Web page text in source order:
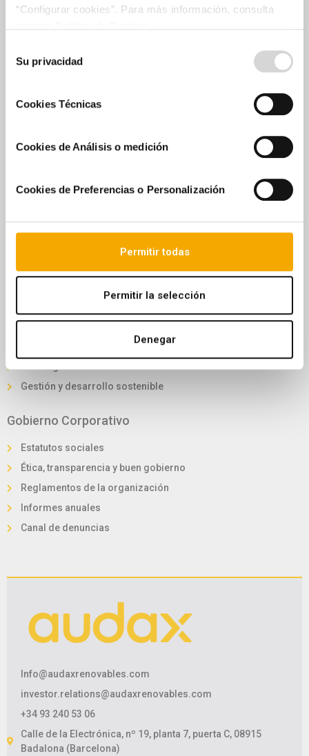
“Configurar cookies”. Para más información, consulta
deSu privacidad
Cookies Técnicas
Cookies de Análisis o medición
Cookies de Preferencias o Personalización
Permitir todas
Permitir la selección
Denegar
Comercialización
Invierte en Audax
Certificación verde
Comunicaciones a la CNMV
Rincón del accionista
Convocatoria junta accionistas
Reglamento de la junta
Sostenibilidad
Lucha contra el cambio climático
Estrategia de sostenibilidad
Gestión y desarrollo sostenible
Gobierno Corporativo
Estatutos sociales
Ética, transparencia y buen gobierno
Reglamentos de la organización
Informes anuales
Canal de denuncias
Info@audaxrenovables.com
investor.relations@audaxrenovables.com
+34 93 240 53 06
Calle de la Electrónica, nº 19, planta 7, puerta C, 08915
Badalona (Barcelona)